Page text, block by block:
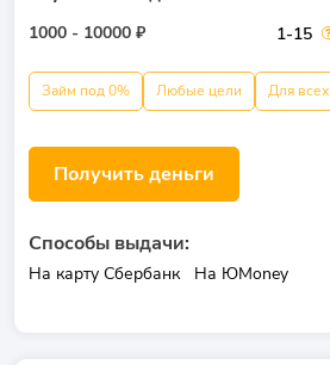
1000 - 10000 ₽
1-15
Займ под 0% Любые цели Для всех
Получить деньги
Способы выдачи:
На карту Сбербанк На ЮMoney